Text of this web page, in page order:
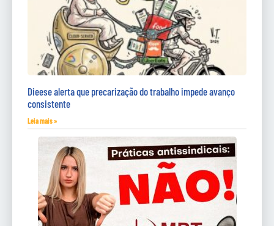
Dieese alerta que precarização do trabalho impede avanço
consistente
Leia mais »